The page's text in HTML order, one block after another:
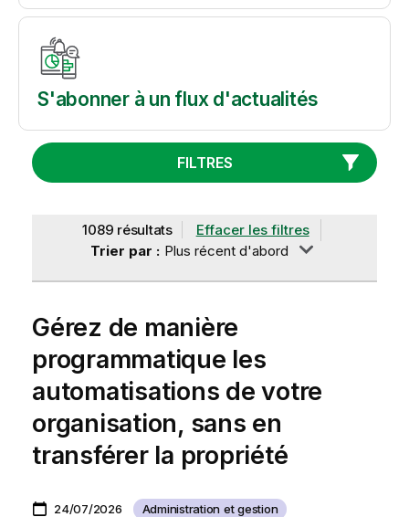
S'abonner à un flux d'actualités
FILTRES
1089 résultats
Effacer les filtres
Trier par : Plus récent d'abord
Gérez de manière
programmatique les
automatisations de votre
organisation, sans en
transférer la propriété
24/07/2026 Administration et gestion